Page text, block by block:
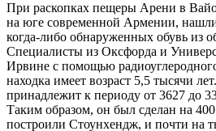
При раскопках пещеры Арени в
на юге современной Армении,
когда-либо обнаруженных обувь из
Специалисты из Оксфорда и
Ирвине с помощью
находка имеет возраст 5,5 тысячи
принадлежит к периоду от 3627 до
Таким образом, он был сделан на
построили Стоунхендж, и почти на